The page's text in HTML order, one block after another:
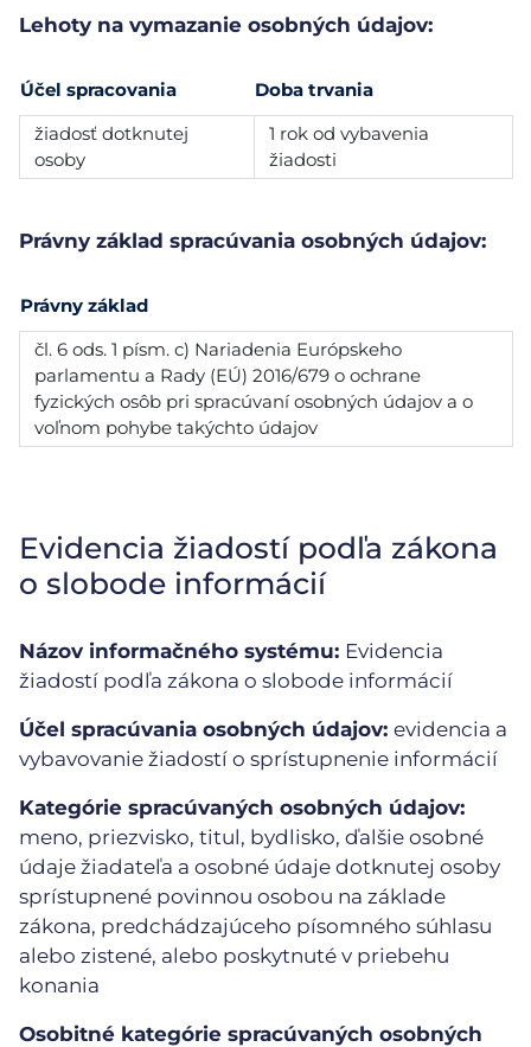
Lehoty na vymazanie osobných údajov:
Účel spracovania
Doba trvania
žiadosť dotknutej
osoby
1 rok od vybavenia
žiadosti
Právny základ spracúvania osobných údajov:
Právny základ
čl. 6 ods. 1 písm. c) Nariadenia Európskeho
parlamentu a Rady (EÚ) 2016/679 o ochrane
fyzických osôb pri spracúvaní osobných údajov a o
voľnom pohybe takýchto údajov
Evidencia žiadostí podľa zákona
o slobode informácií
Názov informačného systému: Evidencia
žiadostí podľa zákona o slobode informácií
Účel spracúvania osobných údajov: evidencia a
vybavovanie žiadostí o sprístupnenie informácií
Kategórie spracúvaných osobných údajov:
meno, priezvisko, titul, bydlisko, ďalšie osobné
údaje žiadateľa a osobné údaje dotknutej osoby
sprístupnené povinnou osobou na základe
zákona, predchádzajúceho písomného súhlasu
alebo zistené, alebo poskytnuté v priebehu
konania
Osobitné kategórie spracúvaných osobných